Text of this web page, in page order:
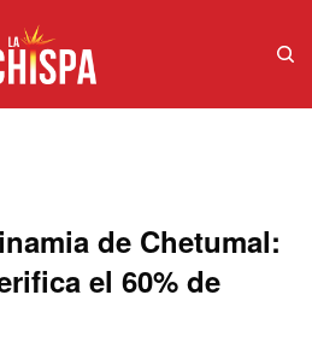
de Chetumal:
el 60% de